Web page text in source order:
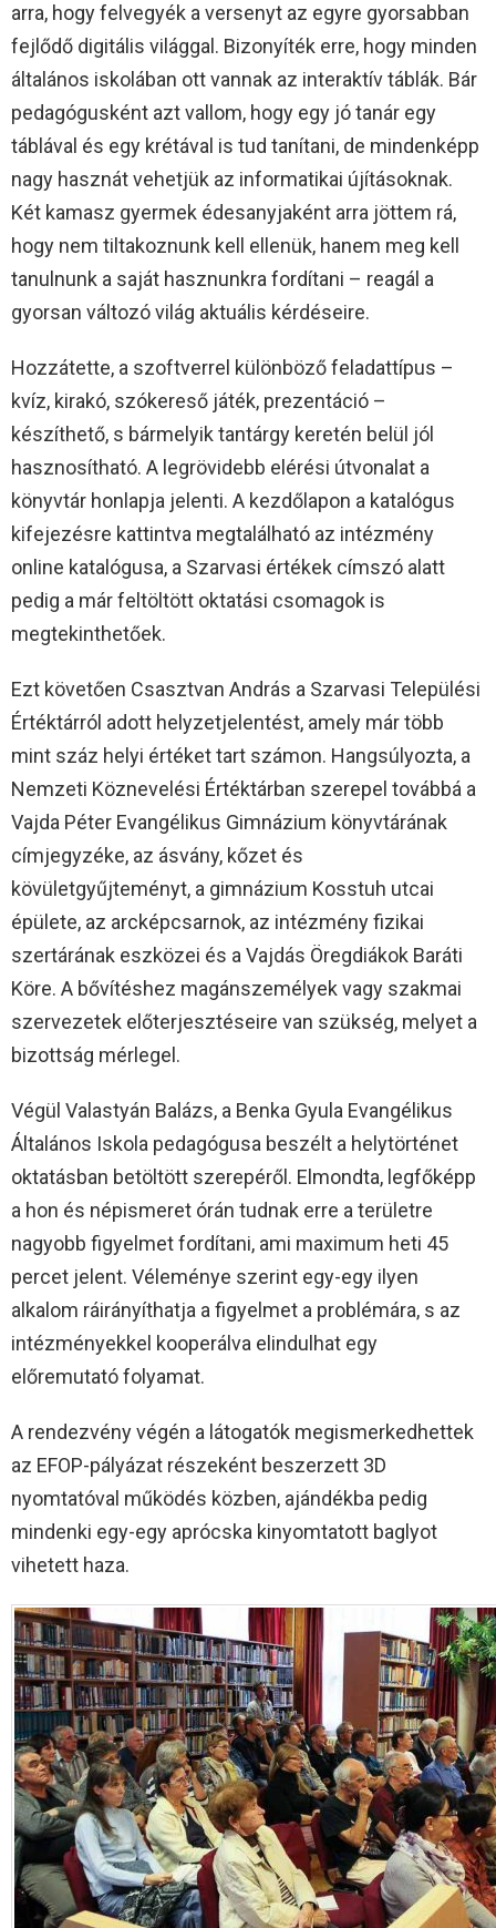
arra, hogy felvegyék a versenyt az egyre gyorsabban
fejlődő digitális világgal. Bizonyíték erre, hogy minden
általános iskolában ott vannak az interaktív táblák. Bár
pedagógusként azt vallom, hogy egy jó tanár egy
táblával és egy krétával is tud tanítani, de mindenképp
nagy hasznát vehetjük az informatikai újításoknak.
Két kamasz gyermek édesanyjaként arra jöttem rá,
hogy nem tiltakoznunk kell ellenük, hanem meg kell
tanulnunk a saját hasznunkra fordítani – reagál a
gyorsan változó világ aktuális kérdéseire.
Hozzátette, a szoftverrel különböző feladattípus –
kvíz, kirakó, szókereső játék, prezentáció –
készíthető, s bármelyik tantárgy keretén belül jól
hasznosítható. A legrövidebb elérési útvonalat a
könyvtár honlapja jelenti. A kezdőlapon a katalógus
kifejezésre kattintva megtalálható az intézmény
online katalógusa, a Szarvasi értékek címszó alatt
pedig a már feltöltött oktatási csomagok is
megtekinthetőek.
Ezt követően Csasztvan András a Szarvasi Települési
Értéktárról adott helyzetjelentést, amely már több
mint száz helyi értéket tart számon. Hangsúlyozta, a
Nemzeti Köznevelési Értéktárban szerepel továbbá a
Vajda Péter Evangélikus Gimnázium könyvtárának
címjegyzéke, az ásvány, kőzet és
kövületgyűjteményt, a gimnázium Kosstuh utcai
épülete, az arcképcsarnok, az intézmény fizikai
szertárának eszközei és a Vajdás Öregdiákok Baráti
Köre. A bővítéshez magánszemélyek vagy szakmai
szervezetek előterjesztéseire van szükség, melyet a
bizottság mérlegel.
Végül Valastyán Balázs, a Benka Gyula Evangélikus
Általános Iskola pedagógusa beszélt a helytörténet
oktatásban betöltött szerepéről. Elmondta, legfőképp
a hon és népismeret órán tudnak erre a területre
nagyobb figyelmet fordítani, ami maximum heti 45
percet jelent. Véleménye szerint egy-egy ilyen
alkalom ráirányíthatja a figyelmet a problémára, s az
intézményekkel kooperálva elindulhat egy
előremutató folyamat.
A rendezvény végén a látogatók megismerkedhettek
az EFOP-pályázat részeként beszerzett 3D
nyomtatóval működés közben, ajándékba pedig
mindenki egy-egy aprócska kinyomtatott baglyot
vihetett haza.